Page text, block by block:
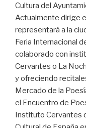
Cultura del
Actualmente dirige
representará a la
Feria Internacional
colaborado con
Cervantes o La
y ofreciendo
Mercado de la
el Encuentro de
Instituto Cervantes